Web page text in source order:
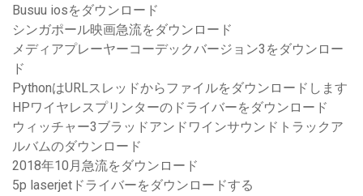
Busuu iosをダウンロード
シンガポール映画急流をダウンロード
メディアプレーヤーコーデックバージョン3をダウンロー
ド
PythonはURLスレッドからファイルをダウンロードします
HPワイヤレスプリンターのドライバーをダウンロード
ウィッチャー3ブラッドアンドワインサウンドトラックア
ルバムのダウンロード
2018年10月急流をダウンロード
5p laserjetドライバーをダウンロードする